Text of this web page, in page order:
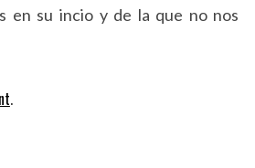
en su incio y de la que no nos
.